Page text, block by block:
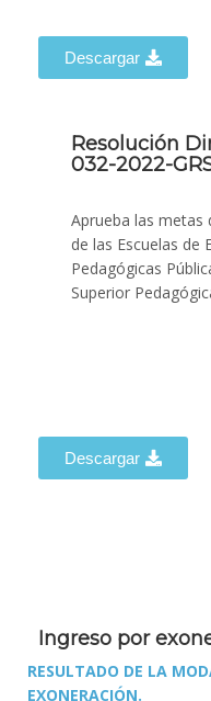
Descargar
Resolución
032-2022-
Aprueba las metas
de las Escuelas de
Pedagógicas
Superior
Descargar
Ingreso por
RESULTADO DE LA
EXONERACIÓN.